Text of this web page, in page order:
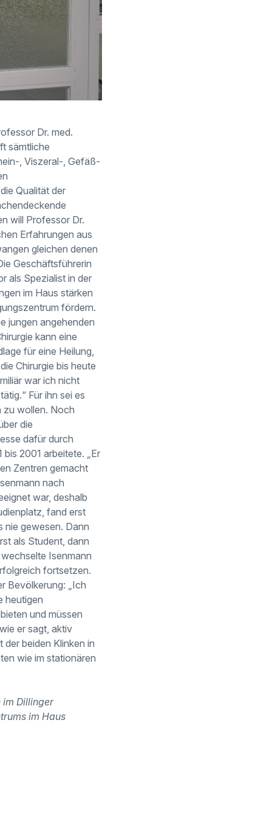
Dr. med.
sämtliche
, Viszeral-, Gefäß-
Qualität der
will Professor Dr.
Erfahrungen aus
gleichen denen
Geschäftsführerin
als Spezialist in der
im Haus stärken
fördern.
jungen angehenden
kann eine
für eine Heilung,
Chirurgie bis heute
war ich nicht
Für ihn sei es
zu wollen. Noch
die
dafür durch
2001 arbeitete. „Er
Zentren gemacht
nach
war, deshalb
fand erst
nie gewesen. Dann
als Student, dann
Isenmann
fortsetzen.
Bevölkerung: „Ich
heutigen
und müssen
er sagt, aktiv
der beiden Klinken in
wie im stationären
im Dillinger
im Haus